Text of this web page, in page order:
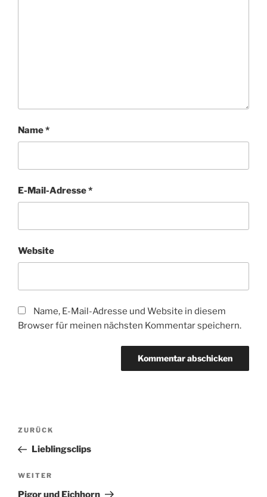
Name*
E-Mail-Adresse*
Website
Name, E-Mail-Adresse und Website in diesem
Browser für meinen nächsten Kommentar speichern.
Beitragsnavigation
Vorheriger
Beitrag
ZURÜCK
Lieblingsclips
Nächster
Beitrag
WEITER
Pigor und Eichhorn